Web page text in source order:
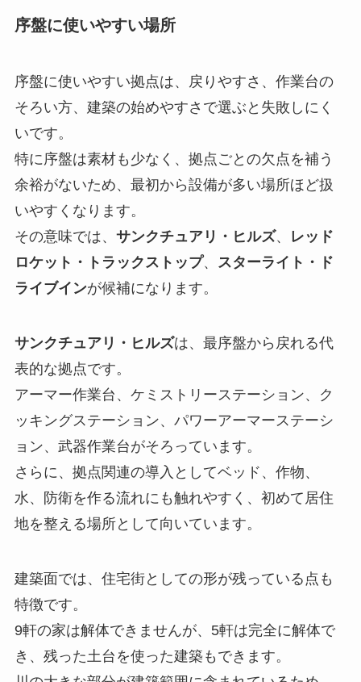
序盤に使いやすい場所
序盤に使いやすい拠点は、戻りやすさ、作業台の
そろい方、建築の始めやすさで選ぶと失敗しにく
いです。
特に序盤は素材も少なく、拠点ごとの欠点を補う
余裕がないため、最初から設備が多い場所ほど扱
いやすくなります。
その意味では、 サンクチュアリ・ヒルズ、
レッド
ロケット・トラックストップ、
スターライト・ド
ライブインが候補になります。
サンクチュアリ・ヒルズは、最序盤から戻れる代
表的な拠点です。
アーマー作業台、ケミストリーステーション、ク
ッキングステーション、パワーアーマーステーシ
ョン、武器作業台がそろっています。
さらに、拠点関連の導入としてベッド、作物、
水、防衛を作る流れにも触れやすく、初めて居住
地を整える場所として向いています。
建築面では、住宅街としての形が残っている点も
特徴です。
9軒の家は解体できませんが、5軒は完全に解体で
き、残った土台を使った建築もできます。